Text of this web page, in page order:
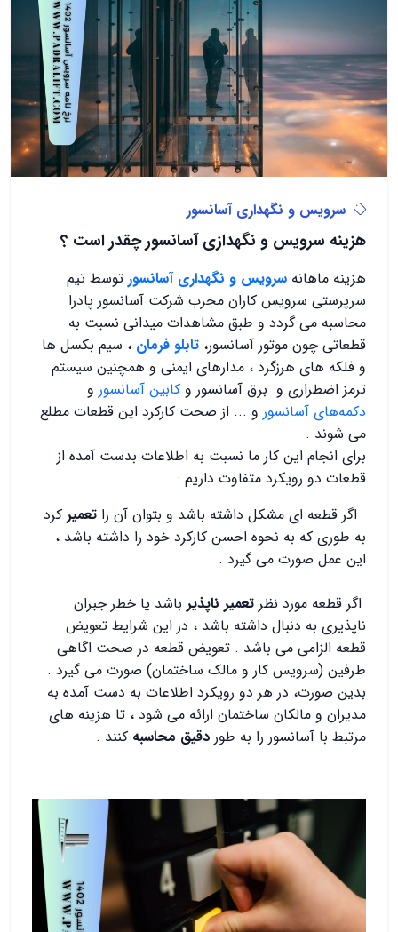
سرویس و نگهداری آسانسور
هزینه سرویس و نگهدازی آسانسور چقدر است ؟
هزینه‌ ماهانه سرویس و نگهداری آسانسور توسط تیم
سرپرستی سرویس کاران مجرب شرکت آسانسور پادرا
محاسبه می گردد و طبق مشاهدات میدانی نسبت به
قطعاتی چون موتور آسانسور، تابلو فرمان ، سیم بکسل ها
و فلکه های هرزگرد ، مدارهای ایمنی و همچنین سیستم
ترمز اضطراری و برق آسانسور و کابین آسانسور و
دکمه‌های آسانسور و ... از صحت کارکرد این قطعات مطلع
می شوند .
برای انجام این کار ما نسبت به اطلاعات بدست آمده از
قطعات دو رویکرد متفاوت داریم :
اگر قطعه ای مشکل داشته باشد و بتوان آن را تعمیر کرد
به طوری که به نحوه احسن کارکرد خود را داشته باشد ،
این عمل صورت می گیرد .
اگر قطعه مورد نظر تعمیر ناپذیر باشد یا خطر جبران
ناپذیری به دنبال داشته باشد ، در این شرایط تعویض
قطعه الزامی می باشد . تعویض قطعه در صحت اگاهی
طرفین (سرویس کار و مالک ساختمان) صورت می گیرد .
بدین صورت، در هر دو رویکرد اطلاعات به دست آمده به
مدیران و مالکان ساختمان ارائه می شود ، تا هزینه های
مرتبط با آسانسور را به طور دقیق محاسبه کنند .